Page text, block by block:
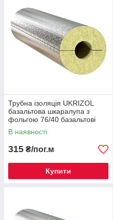
Трубна ізоляція UKRIZOL
базальтова шкаралупа з
фольгою 76/40 базальтові
циліндри
В наявності
315 ₴/пог.м
Купити